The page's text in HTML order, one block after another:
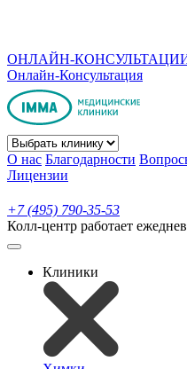
ОНЛАЙН-
Онлайн-Консультация
О нас Благодарности
Лицензии
+7 (495) 790-35-53
Колл-центр работает
Клиники